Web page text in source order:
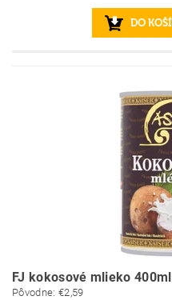
FJ kokosové mlieko 400ml
Pôvodne: €2,59